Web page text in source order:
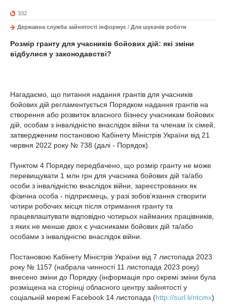
332
Державна служба зайнятості інформує / Для шукачів роботи
Розмір гранту для учасників бойових дій: які зміни
відбулися у законодавстві?
Нагадаємо, що питання надання грантів для учасників
бойових дій регламентується Порядком надання грантів на
створення або розвиток власного бізнесу учасникам бойових
дій, особам з інвалідністю внаслідок війни та членам їх сімей,
затвердженим постановою Кабінету Міністрів України від 21
червня 2022 року № 738 (далі - Порядок).
Пунктом 4 Порядку передбачено, що розмір гранту не може
перевищувати 1 млн грн для учасника бойових дій та/або
особи з інвалідністю внаслідок війни, зареєстрованих як
фізична особа - підприємець, у разі зобов’язання створити
чотири робочих місця після отримання гранту та
працевлаштувати відповідно чотирьох найманих працівників,
з яких не менше двох є учасниками бойових дій та/або
особами з інвалідністю внаслідок війни.
Постановою Кабінету Міністрів України від 7 листопада 2023
року № 1157 (набрала чинності 11 листопада 2023 року)
внесено зміни до Порядку (інформація про окремі зміни була
розміщена на сторінці обласного центру зайнятості у
соціальній мережі Facebook 14 листопада (http://surl.li/ntcmx)